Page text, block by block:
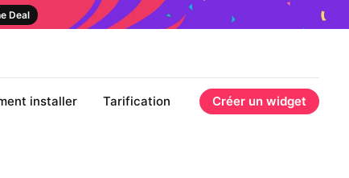
Deal
installer Tarification Créer un widget